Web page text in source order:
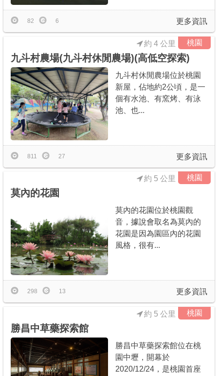
更多資訊
82 6
桃園
九斗村農場(九斗村休閒農場)(高低空探索)
約 4 公里
九斗村休閒農場位於桃園
新屋，佔地約2公頃，是一
個有水池、有窯烤、有泳
池、也...
更多資訊
811 27
桃園
莫內的花園
約 5 公里
莫內的花園位於桃園觀
音，據說會取名為莫內的
花園是因為園區內的花園
風格，很有...
更多資訊
298 13
桃園
勝昌中草藥探索館
約 5 公里
勝昌中草藥探索館位在桃
園中壢，開幕於
2020/12/24，是桃園首座